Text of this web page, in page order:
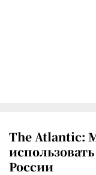
The Atlantic:
России